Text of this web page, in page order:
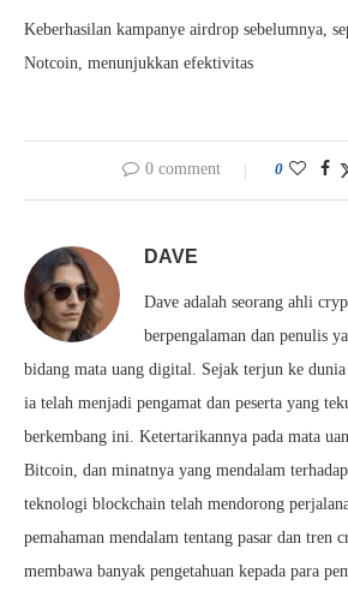
Keberhasilan kampanye airdrop sebelumnya,
Notcoin, menunjukkan efektivitas
0 comment 0
DAVE
Dave adalah seorang ahli
berpengalaman dan penulis
bidang mata uang digital. Sejak terjun ke
ia telah menjadi pengamat dan peserta yang
berkembang ini. Ketertarikannya pada mata
Bitcoin, dan minatnya yang mendalam
teknologi blockchain telah mendorong
pemahaman mendalam tentang pasar dan tren
membawa banyak pengetahuan kepada para